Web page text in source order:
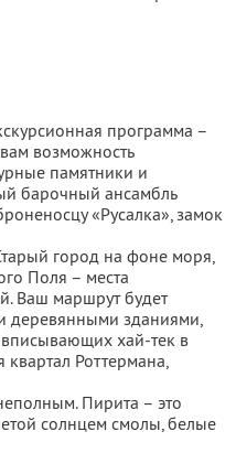
программа –
возможность
памятники и
барочный ансамбль
«Русалка», замок
город на фоне моря,
Поля – места
Ваш маршрут будет
деревянными зданиями,
хай-тек в
Роттермана,
Пирита – это
солнцем смолы, белые